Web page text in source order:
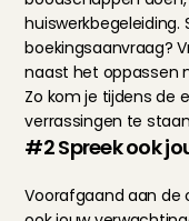
huiswerkbegeleiding.
boekingsaanvraag?
naast het oppassen
Zo kom je tijdens de
verrassingen te
#2 Spreek ook
Voorafgaand aan de